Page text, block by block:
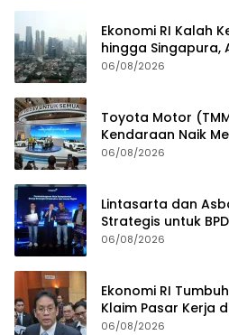
Ekonomi RI Kalah
hingga Singapura,
06/08/2026
Toyota Motor
Kendaraan Naik
06/08/2026
Lintasarta dan
Strategis untuk
06/08/2026
Ekonomi RI
Klaim Pasar Kerja
Membaik
06/08/2026